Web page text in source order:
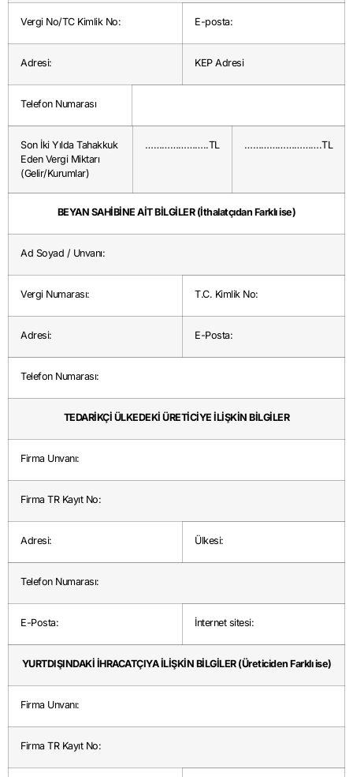
Vergi No/TC Kimlik No: E-posta:
Adresi: KEP Adresi
Telefon Numarası
Son İki Yılda Tahakkuk
Eden Vergi Miktarı
(Gelir/Kurumlar)
…………………..TL ……………………….TL
BEYAN SAHİBİNE AİT BİLGİLER (İthalatçıdan Farklı ise)
Ad Soyad / Unvanı:
Vergi Numarası: T.C. Kimlik No:
Adresi: E-Posta:
Telefon Numarası:
TEDARİKÇİ ÜLKEDEKİ ÜRETİCİYE İLİŞKİN BİLGİLER
Firma Unvanı:
Firma TR Kayıt No:
Adresi: Ülkesi:
Telefon Numarası:
E-Posta: İnternet sitesi:
YURTDIŞINDAKİ İHRACATÇIYA İLİŞKİN BİLGİLER (Üreticiden Farklı ise)
Firma Unvanı:
Firma TR Kayıt No: